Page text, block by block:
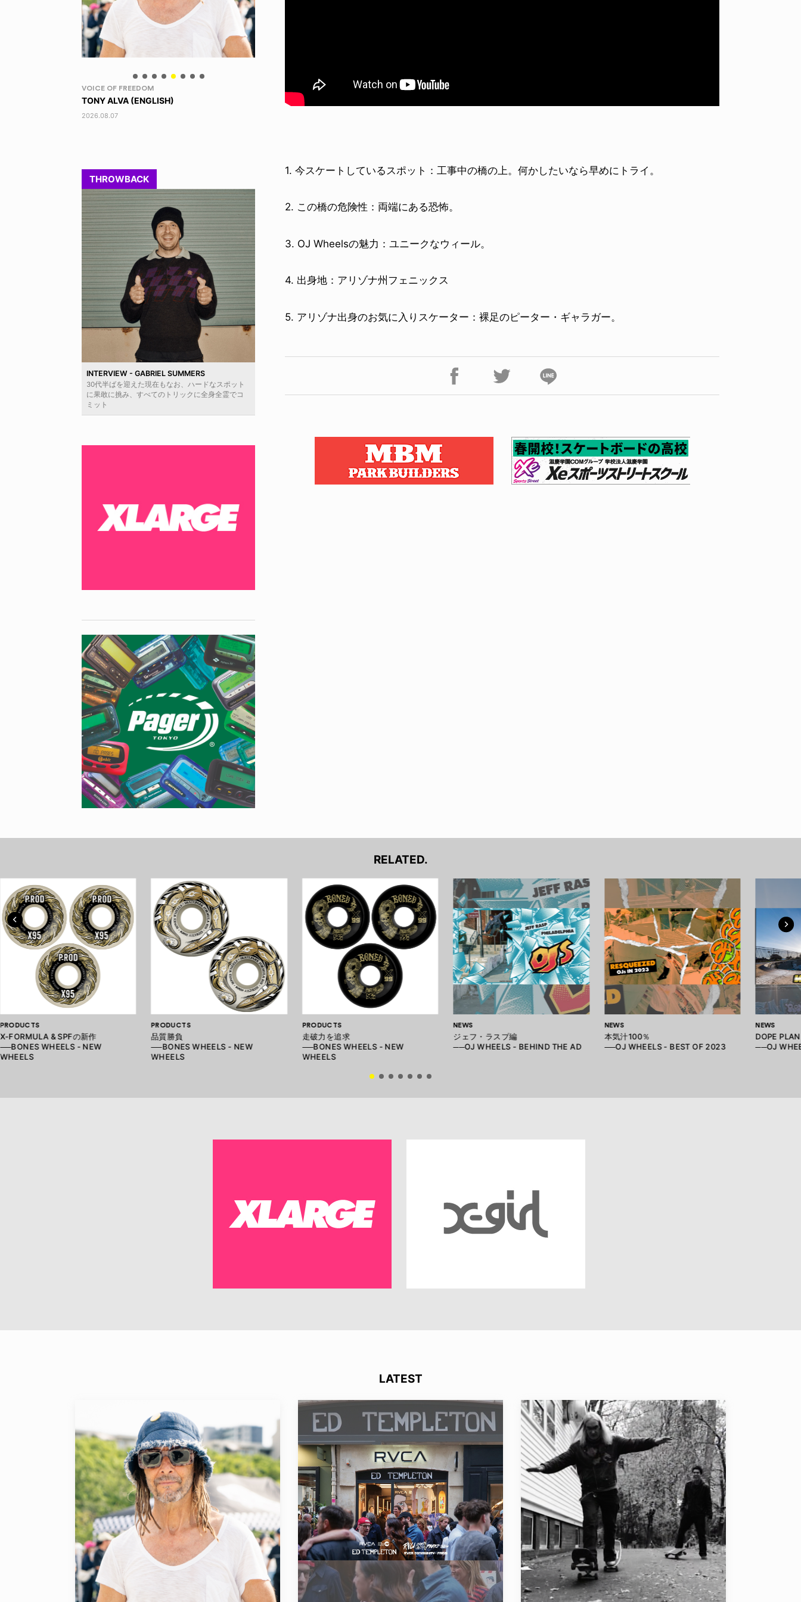
IPPON!
SATORU TAKAHASHI / 高橋 悟
2022.08.11
HIDEYUKI KONDO
BLOG: HIROYUKI MATSUO
THROWBACK
INTERVIEW - GABRIEL SUMMERS
30代半ばを迎えた現在もなお、ハードなスポット
に果敢に挑み、すべてのトリックに全身全霊でコ
ミット
1. 今スケートしているスポット：工事中の橋の上。何かしたいなら早めにトライ。
2. この橋の危険性：両端にある恐怖。
3. OJ Wheelsの魅力：ユニークなウィール。
4. 出身地：アリゾナ州フェニックス
5. アリゾナ出身のお気に入りスケーター：裸足のピーター・ギャラガー。
RELATED.
PRODUCTS
X-FORMULA & SPFの新作
──BONES WHEELS - NEW
WHEELS
PRODUCTS
品質勝負
──BONES WHEELS - NEW
WHEELS
PRODUCTS
走破力を追求
──BONES WHEELS - NEW
WHEELS
NEWS
ジェフ・ラスプ編
──OJ WHEELS - BEHIND THE AD
NEWS
本気汁100％
──OJ WHEELS - BEST OF 2023
NEWS
DOPE
──OJ
LATEST